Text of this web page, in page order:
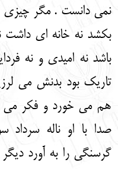
نمی دانست . مگر چیزی
بکشد نه خانه ای
باشد نه امیدی و نه
تاریک بود بدنش می
هم می خورد و فکر می
صدا با او ناله
گرسنگی را به آورد